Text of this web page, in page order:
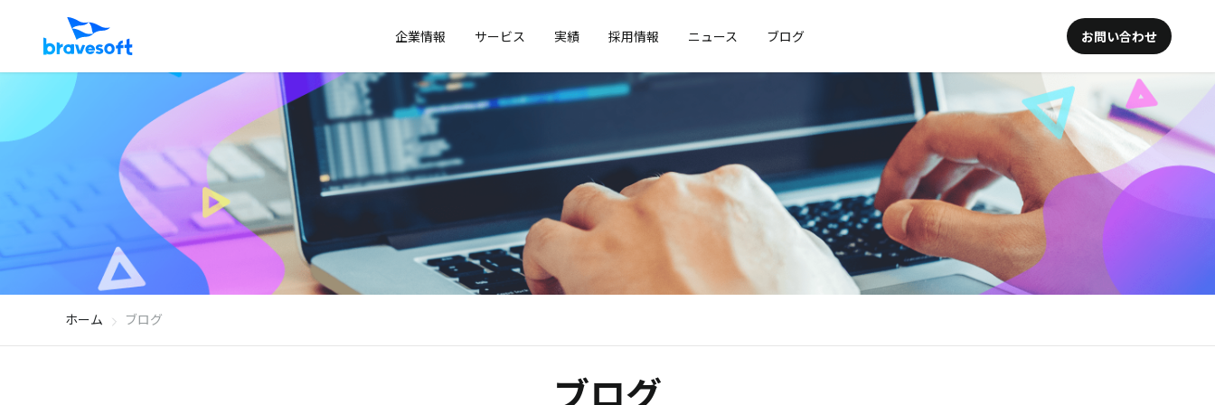
企業情報 サービス 実績 採用情報 ニュース ブログ お問い合わせ
ホーム ブログ
ブログ